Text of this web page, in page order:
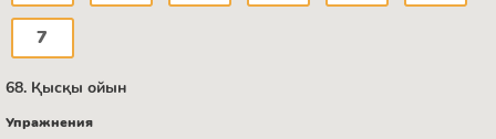
7
68. Қысқы ойын
Упражнения